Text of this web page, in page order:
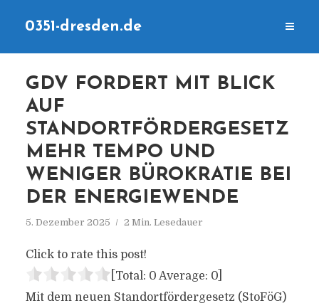
0351-dresden.de
GDV FORDERT MIT BLICK
AUF
STANDORTFÖRDERGESETZ
MEHR TEMPO UND
WENIGER BÜROKRATIE BEI
DER ENERGIEWENDE
5. Dezember 2025 2 Min. Lesedauer
Click to rate this post!
[Total: 0 Average: 0]
Mit dem neuen Standortfördergesetz (StoFöG)